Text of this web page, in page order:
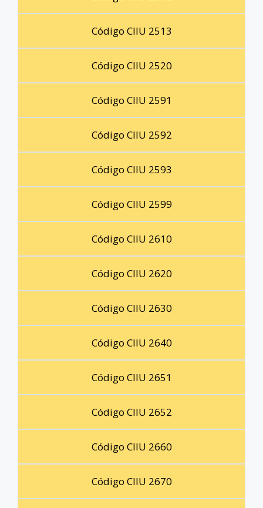
Código CIIU 2513
Código CIIU 2520
Código CIIU 2591
Código CIIU 2592
Código CIIU 2593
Código CIIU 2599
Código CIIU 2610
Código CIIU 2620
Código CIIU 2630
Código CIIU 2640
Código CIIU 2651
Código CIIU 2652
Código CIIU 2660
Código CIIU 2670